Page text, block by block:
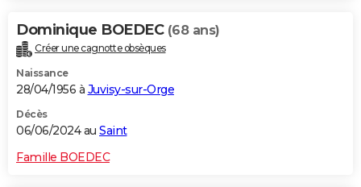
Dominique BOEDEC (68 ans)
Créer une cagnotte obsèques
Naissance
28/04/1956 à Juvisy-sur-Orge
Décès
06/06/2024 au Saint
Famille BOEDEC